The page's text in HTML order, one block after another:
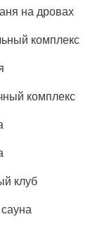
на дровах
комплекс
комплекс
клуб